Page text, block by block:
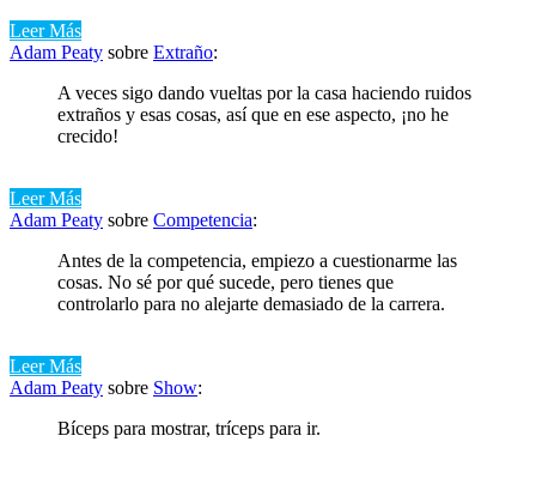
Leer Más
Adam Peaty sobre Extraño:
A veces sigo dando vueltas por la casa haciendo ruidos
extraños y esas cosas, así que en ese aspecto, ¡no he
crecido!
Leer Más
Adam Peaty sobre Competencia:
Antes de la competencia, empiezo a cuestionarme las
cosas. No sé por qué sucede, pero tienes que
controlarlo para no alejarte demasiado de la carrera.
Leer Más
Adam Peaty sobre Show:
Bíceps para mostrar, tríceps para ir.